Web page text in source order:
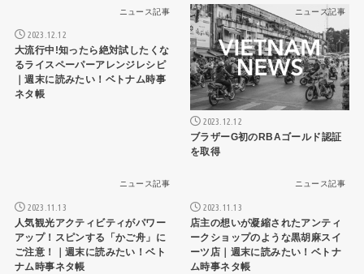
ニュース記事
2023.12.12
大流行中!知ったら絶対試したくな
るライスペーパーアレンジレシピ
｜週末に読みたい！ベトナム時事
ネタ帳
ニュース記事
2023.12.12
ブラザーG初のRBAゴールド認証
を取得
ニュース記事
2023.11.13
人気観光アクティビティがパワー
アップ！スピンする「かご舟」に
ご注意！｜週末に読みたい！ベト
ナム時事ネタ帳
ニュース記事
2023.11.13
店主の想いが凝縮されたアンティ
ークショップのような黒胡麻スイ
ーツ店｜週末に読みたい！ベトナ
ム時事ネタ帳